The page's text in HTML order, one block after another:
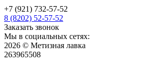
+7 (921) 732-57-52
8 (8202) 52-57-52
Заказать звонок
Мы в социальных сетях:
2026 © Метизная лавка
263965508